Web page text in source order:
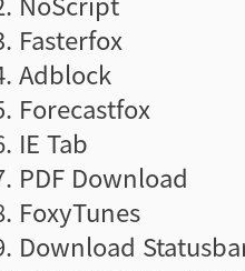
Fasterfox
Adblock
Forecastfox
IE Tab
PDF Download
FoxyTunes
Download